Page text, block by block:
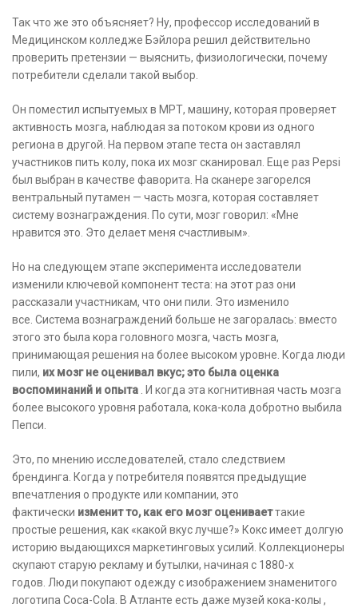
Так что же это объясняет? Ну, профессор исследований в
Медицинском колледже Бэйлора решил действительно
проверить претензии — выяснить, физиологически, почему
потребители сделали такой выбор.
Он поместил испытуемых в МРТ, машину, которая проверяет
активность мозга, наблюдая за потоком крови из одного
региона в другой. На первом этапе теста он заставлял
участников пить колу, пока их мозг сканировал. Еще раз Pepsi
был выбран в качестве фаворита. На сканере загорелся
вентральный путамен — часть мозга, которая составляет
систему вознаграждения. По сути, мозг говорил: «Мне
нравится это. Это делает меня счастливым».
Но на следующем этапе эксперимента исследователи
изменили ключевой компонент теста: на этот раз они
рассказали участникам, что они пили. Это изменило
все. Система вознаграждений больше не загоралась: вместо
этого это была кора головного мозга, часть мозга,
принимающая решения на более высоком уровне. Когда люди
пили, их мозг не оценивал вкус; это была оценка
воспоминаний и опыта . И когда эта когнитивная часть мозга
более высокого уровня работала, кока-кола добротно выбила
Пепси.
Это, по мнению исследователей, стало следствием
брендинга. Когда у потребителя появятся предыдущие
впечатления о продукте или компании, это
фактически изменит то, как его мозг оцениваеттакие
простые решения, как «какой вкус лучше?» Кокс имеет долгую
историю выдающихся маркетинговых усилий. Коллекционеры
скупают старую рекламу и бутылки, начиная с 1880-х
годов. Люди покупают одежду с изображением знаменитого
логотипа Coca-Cola. В Атланте есть даже музей кока-колы ,